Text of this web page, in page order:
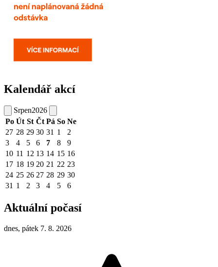
Kalendář akcí
Srpen2026
Po Út St Čt Pá So Ne
27 28 29 30 31 1
2
3
4 5 6 7 8
9
10 11 12 13 14 15 16
17 18 19 20 21 22 23
24 25 26 27 28 29 30
31 1 2 3 4 5 6
Aktuální počasí
dnes, pátek 7. 8. 2026